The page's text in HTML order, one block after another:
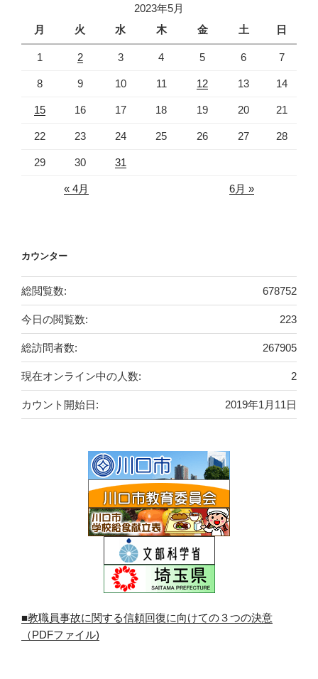
2023年5月
月
火 水 木 金 土 日
1 2 3 4 5 6 7
8 9 10 11 12 13 14
15 16 17 18 19 20 21
22 23 24 25 26 27 28
29 30 31
« 4月 6月 »
カウンター
678752
総閲覧数:
223
今日の閲覧数:
267905
総訪問者数:
2
現在オンライン中の人数:
2019年1月11日
カウント開始日:
■教職員事故に関する信頼回復に向けての３つの決意
（PDFファイル)